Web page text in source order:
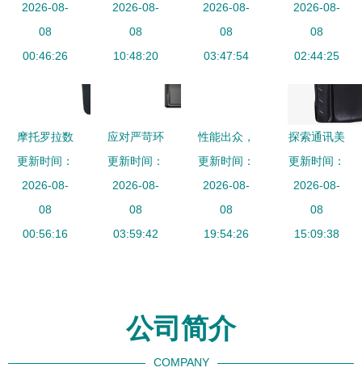
展趋势全解
析
2026-08-
08
00:46:26
图片与功能
概述
2026-08-
08
10:48:20
对讲机 超
越平面影像
的固态传输
2026-08-
08
03:47:54
业代理商
凌越通信，
为通信高效
2026-08-
08
02:44:25
摩托罗拉数
字对讲机
通讯无忧的
专业之选
更新时间：
2026-08-
08
00:56:16
应对严苛环
境的通讯专
家——测评
Wave PTX
大功率对讲
更新时间：
2026-08-
08
03:59:42
性能出众，
摩托罗拉
XIR C1200
对讲机西安
超值热卖中
更新时间：
2026-08-
08
19:54:26
探索通讯美
学 黑色对
讲机背面结
构与设计解
析
更新时间：
2026-08-
08
15:09:38
公司简介
COMPANY